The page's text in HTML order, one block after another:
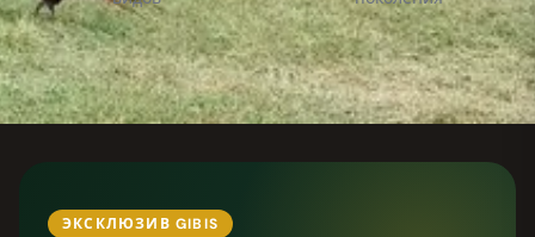
ЭКСКЛЮЗИВ GIBIS